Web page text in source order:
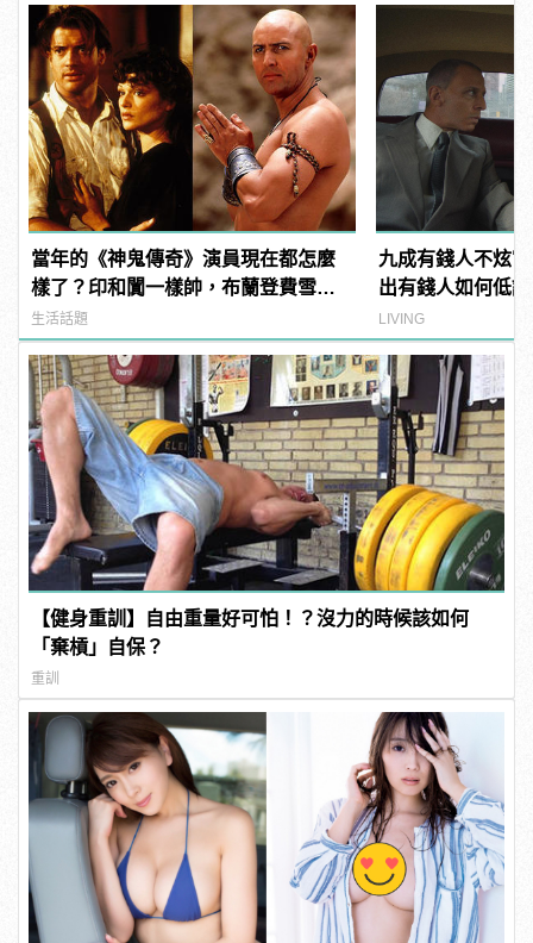
當年的《神鬼傳奇》演員現在都怎麼
樣了？印和闐一樣帥，布蘭登費雪大
發福！
生活話題
九成有錢人不炫
出有錢人如何低
藏不住
LIVING
【健身重訓】自由重量好可怕！？沒力的時候該如何
「棄槓」自保？
重訓